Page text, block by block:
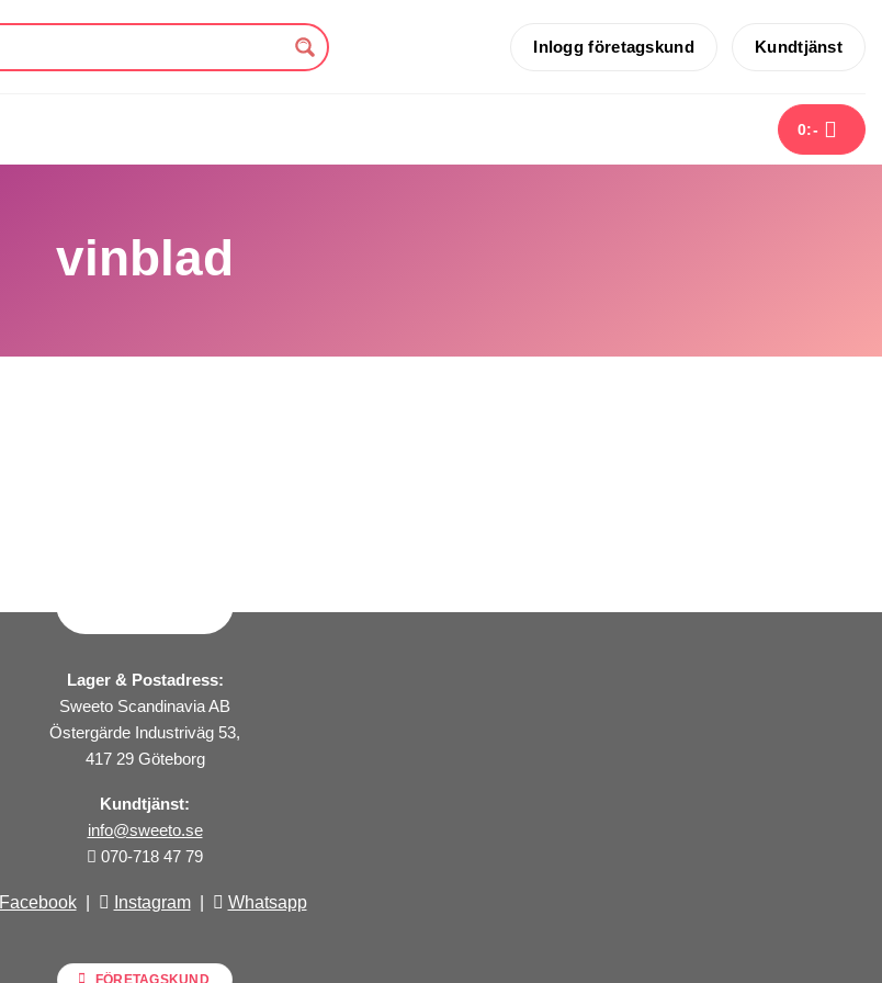
Inlogg företagskund Kundtjänst
0:-
vinblad
Lager & Postadress:
Sweeto Scandinavia AB
Östergärde Industriväg 53,
417 29 Göteborg
Kundtjänst:
info@sweeto.se
070-718 47 79
Facebook| Instagram| Whatsapp
FÖRETAGSKUND